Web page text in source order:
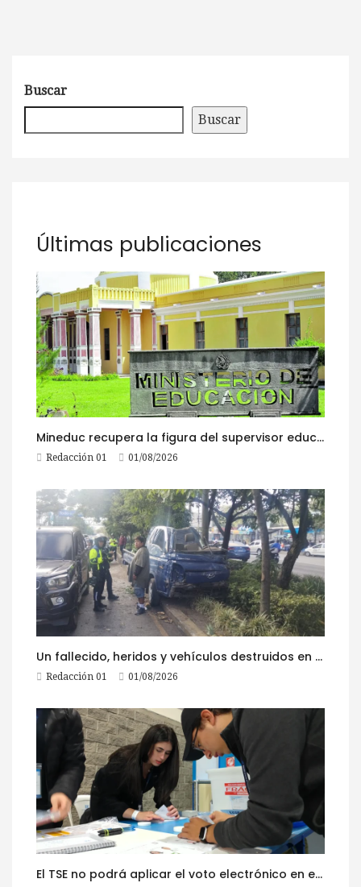
Buscar
Buscar
Últimas publicaciones
Mineduc recupera la figura del supervisor educativo con 968 plazas
Redacción 01 01/08/2026
Un fallecido, heridos y vehículos destruidos en accidentes registrados este 1 de agosto
Redacción 01 01/08/2026
El TSE no podrá aplicar el voto electrónico en el extranjero, pese a la reciente actualización de su reglamento